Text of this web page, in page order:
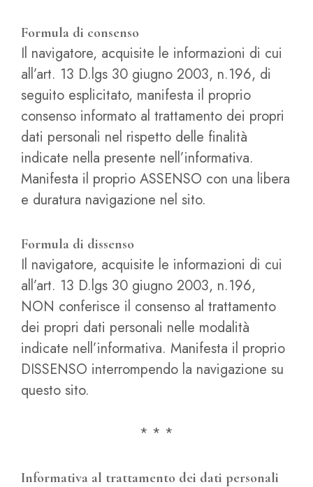
Formula di consenso
Il navigatore, acquisite le informazioni di cui
all’art. 13 D.lgs 30 giugno 2003, n.196, di
seguito esplicitato, manifesta il proprio
consenso informato al trattamento dei propri
dati personali nel rispetto delle finalità
indicate nella presente nell’informativa.
Manifesta il proprio ASSENSO con una libera
e duratura navigazione nel sito.
Formula di dissenso
Il navigatore, acquisite le informazioni di cui
all’art. 13 D.lgs 30 giugno 2003, n.196,
NON conferisce il consenso al trattamento
dei propri dati personali nelle modalità
indicate nell’informativa. Manifesta il proprio
DISSENSO interrompendo la navigazione su
questo sito.
* * *
Informativa al trattamento dei dati personali